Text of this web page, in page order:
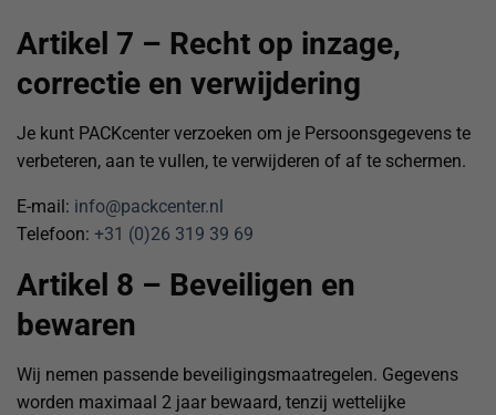
Artikel 7 – Recht op inzage,
correctie en verwijdering
Je kunt PACKcenter verzoeken om je Persoonsgegevens te
verbeteren, aan te vullen, te verwijderen of af te schermen.
E-mail: info@packcenter.nl
Telefoon: +31 (0)26 319 39 69
Artikel 8 – Beveiligen en
bewaren
Wij nemen passende beveiligingsmaatregelen. Gegevens
worden maximaal 2 jaar bewaard, tenzij wettelijke